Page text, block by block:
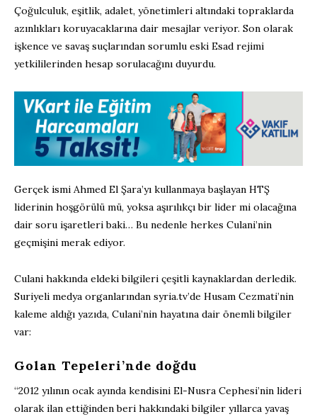
Çoğulculuk, eşitlik, adalet, yönetimleri altındaki topraklarda
azınlıkları koruyacaklarına dair mesajlar veriyor. Son olarak
işkence ve savaş suçlarından sorumlu eski Esad rejimi
yetkililerinden hesap sorulacağını duyurdu.
Gerçek ismi Ahmed El Şara’yı kullanmaya başlayan HTŞ
liderinin hoşgörülü mü, yoksa aşırılıkçı bir lider mi olacağına
dair soru işaretleri baki… Bu nedenle herkes Culani’nin
geçmişini merak ediyor.
Culani hakkında eldeki bilgileri çeşitli kaynaklardan derledik.
Suriyeli medya organlarından syria.tv’de Husam Cezmati’nin
kaleme aldığı yazıda, Culani’nin hayatına dair önemli bilgiler
var:
Golan Tepeleri’nde doğdu
“2012 yılının ocak ayında kendisini El-Nusra Cephesi’nin lideri
olarak ilan ettiğinden beri hakkındaki bilgiler yıllarca yavaş